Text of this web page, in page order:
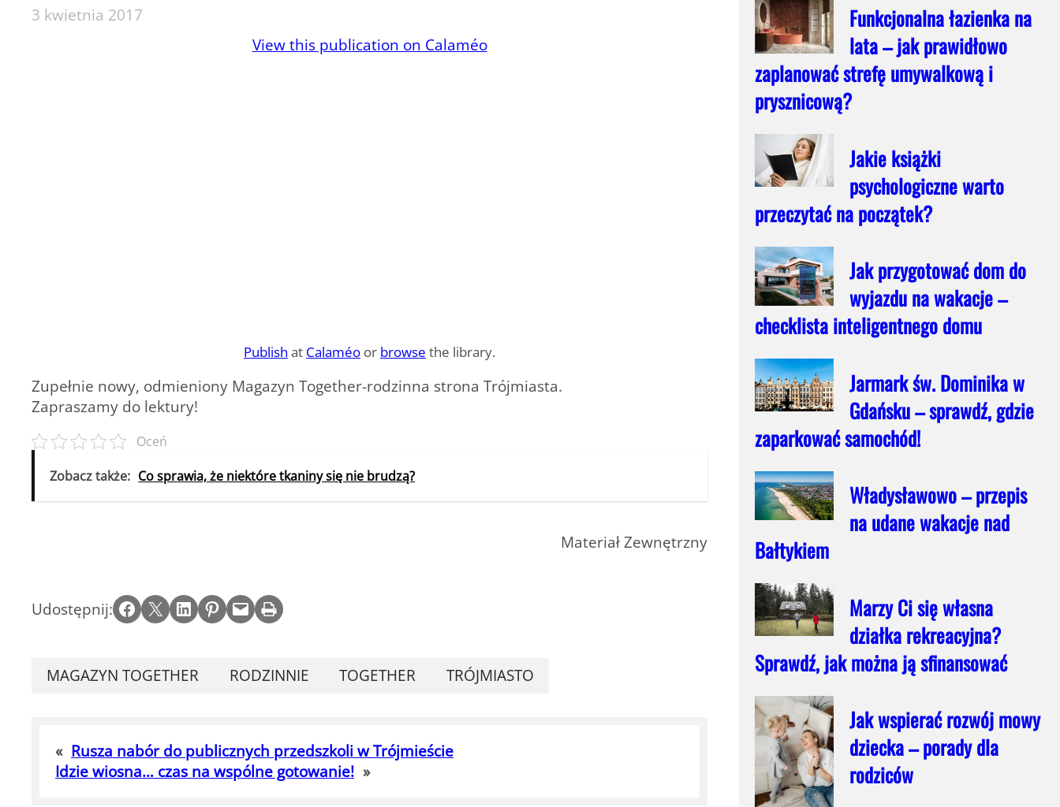
3 kwietnia 2017
View this publication on Calaméo
Publish at Calaméo or browse the library.
Zupełnie nowy, odmieniony Magazyn Together-rodzinna strona Trójmiasta.
Zapraszamy do lektury!
Oceń
Zobacz także: Co sprawia, że niektóre tkaniny się nie brudzą?
Materiał Zewnętrzny
Udostępnij: Share on Facebook Email this Page Share on LinkedIn Share on Pinterest Email this Page Print this Page
MAGAZYN TOGETHER RODZINNIE TOGETHER TRÓJMIASTO
« Rusza nabór do publicznych przedszkoli w Trójmieście
Idzie wiosna… czas na wspólne gotowanie! »
Funkcjonalna łazienka na
lata – jak prawidłowo
zaplanować strefę umywalkową i
prysznicową?
Jakie książki
psychologiczne warto
przeczytać na początek?
Jak przygotować dom do
wyjazdu na wakacje –
checklista inteligentnego domu
Jarmark św. Dominika w
Gdańsku – sprawdź, gdzie
zaparkować samochód!
Władysławowo – przepis
na udane wakacje nad
Bałtykiem
Marzy Ci się własna
działka rekreacyjna?
Sprawdź, jak można ją sfinansować
Jak wspierać rozwój mowy
dziecka – porady dla
rodziców